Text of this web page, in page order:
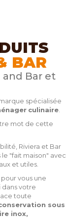
BAR
and Bar et
spécialisée
culinaire
mot de cette
Riviera et Bar
"fait maison" avec
et utiles.
vous une
votre
toute
sous
inox,